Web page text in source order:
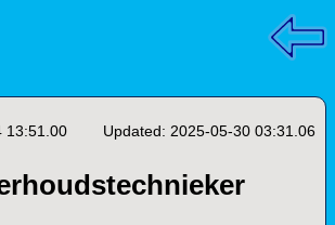
13:51.00 Updated: 2025-05-30 03:31.06